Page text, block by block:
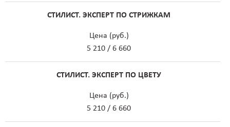
СТИЛИСТ. ЭКСПЕРТ ПО СТРИЖКАМ
Цена (руб.)
5 210 / 6 660
СТИЛИСТ. ЭКСПЕРТ ПО ЦВЕТУ
Цена (руб.)
5 210 / 6 660